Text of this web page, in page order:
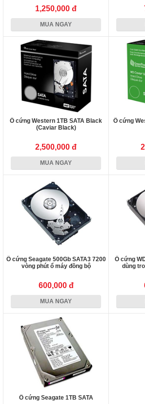
1,250,000 đ
MUA NGAY
Ổ cứng Western 1TB SATA Black
(Caviar Black)
2,500,000 đ
MUA NGAY
Ổ cứng
Ổ cứng Seagate 500Gb SATA3 7200
vòng phút ổ máy đồng bộ
600,000 đ
MUA NGAY
Ổ cứng
dùng
Ổ cứng Seagate 1TB SATA